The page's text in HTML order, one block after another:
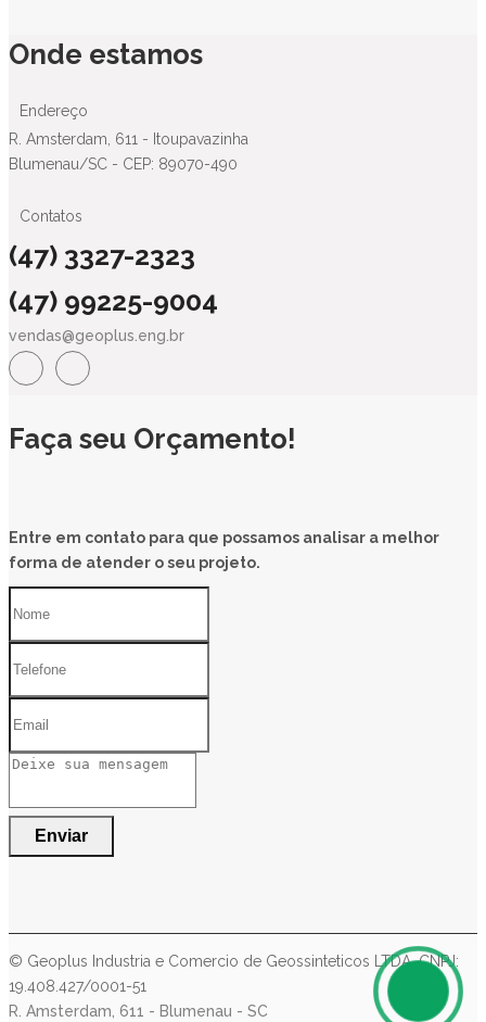
Onde estamos
Endereço
R. Amsterdam, 611 - Itoupavazinha
Blumenau/SC - CEP: 89070-490
Contatos
(47) 3327-2323
(47) 99225-9004
vendas@geoplus.eng.br
Faça seu Orçamento!
Entre em contato para que possamos analisar a melhor
forma de atender o seu projeto.
Enviar
© Geoplus Industria e Comercio de Geossinteticos LTDA. CNPJ:
19.408.427/0001-51
R. Amsterdam, 611 - Blumenau - SC